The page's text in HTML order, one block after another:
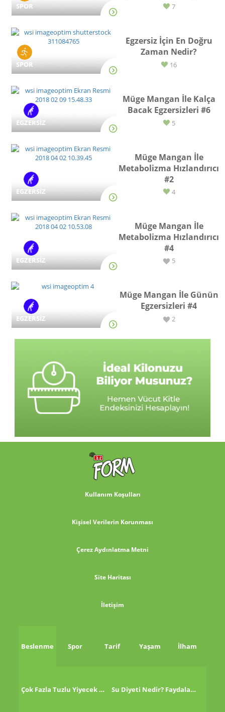
SPOR 7
SPOR
Egzersiz İçin En Doğru
Zaman Nedir?
16
EGZERSİZ
Müge Mangan İle Kalça
Bacak Egzersizleri #6
5
EGZERSİZ
Müge Mangan İle
Metabolizma Hızlandırıcı
#2
4
EGZERSİZ
Müge Mangan İle
Metabolizma Hızlandırıcı
#4
5
EGZERSİZ
Müge Mangan İle Günün
Egzersizleri #4
2
Kullanım Koşulları
Kişisel Verilerin Korunması
Çerez Aydınlatma Metni
Site Haritası
İletişim
Beslenme Spor Tarif Yaşam İlham
Çok Fazla Tuzlu Yiyecek Tükettikten Sonra Ne Yapmalı? Su Diyeti Nedir? Faydaları Nelerdir?